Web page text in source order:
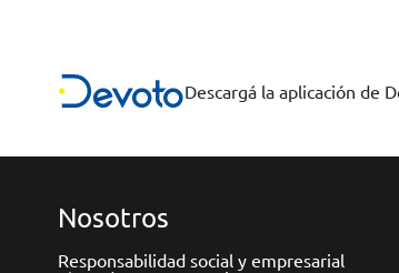
Descargá la aplicación de
Nosotros
Responsabilidad social y empresarial